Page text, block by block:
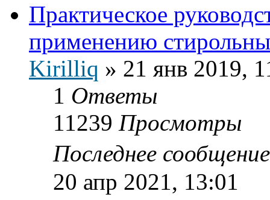
Практическое
применению
Kirilliq » 21 янв 2019,
1 Ответы
11239 Просмотры
Последнее
20 апр 2021, 13:01